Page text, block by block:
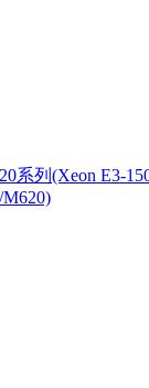
系列(Xeon E3-